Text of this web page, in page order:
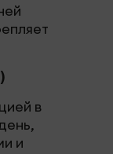
в
и